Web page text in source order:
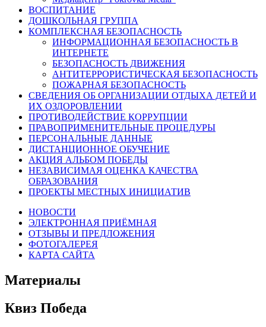
ВОСПИТАНИЕ
ДОШКОЛЬНАЯ ГРУППА
КОМПЛЕКСНАЯ БЕЗОПАСНОСТЬ
ИНФОРМАЦИОННАЯ БЕЗОПАСНОСТЬ В
ИНТЕРНЕТЕ
БЕЗОПАСНОСТЬ ДВИЖЕНИЯ
АНТИТЕРРОРИСТИЧЕСКАЯ БЕЗОПАСНОСТЬ
ПОЖАРНАЯ БЕЗОПАСНОСТЬ
СВЕДЕНИЯ ОБ ОРГАНИЗАЦИИ ОТДЫХА ДЕТЕЙ И
ИХ ОЗДОРОВЛЕНИИ
ПРОТИВОДЕЙСТВИЕ КОРРУПЦИИ
ПРАВОПРИМЕНИТЕЛЬНЫЕ ПРОЦЕДУРЫ
ПЕРСОНАЛЬНЫЕ ДАННЫЕ
ДИСТАНЦИОННОЕ ОБУЧЕНИЕ
АКЦИЯ АЛЬБОМ ПОБЕДЫ
НЕЗАВИСИМАЯ ОЦЕНКА КАЧЕСТВА
ОБРАЗОВАНИЯ
ПРОЕКТЫ МЕСТНЫХ ИНИЦИАТИВ
НОВОСТИ
ЭЛЕКТРОННАЯ ПРИЁМНАЯ
ОТЗЫВЫ И ПРЕДЛОЖЕНИЯ
ФОТОГАЛЕРЕЯ
КАРТА САЙТА
Материалы
Квиз Победа